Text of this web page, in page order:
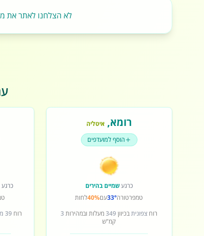
לא הצלחנו לאתר את
רומא, איטליה
הוסף למועדפים
כרגעשמיים בהירים
טמפרטורה33°עם40%לחות
רוח צפוניתבכיוון349מעלות ובמהירות 3
קמ"ש
כרגע
רוח39 מעלות